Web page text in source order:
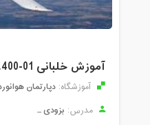
آموزش خلبانی UL-PPL400-01
آموزشگاه: دپارتمان
مدرس: بزودی ...